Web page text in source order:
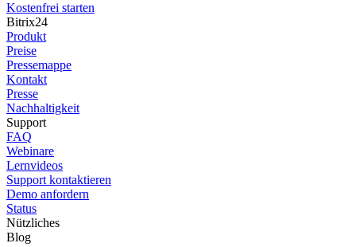
Kostenfrei starten
Bitrix24
Produkt
Preise
Pressemappe
Kontakt
Presse
Nachhaltigkeit
Support
FAQ
Webinare
Lernvideos
Support kontaktieren
Demo anfordern
Status
Nützliches
Blog